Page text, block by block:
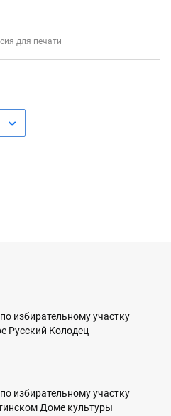
для печати
избирательному участку
Русский Колодец
избирательному участку
Доме культуры